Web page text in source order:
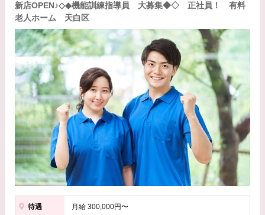
新店OPEN♪◇◆機能訓練指導員 大募集◆◇ 正社員！ 有料
老人ホーム 天白区
待遇 月給 300,000円〜